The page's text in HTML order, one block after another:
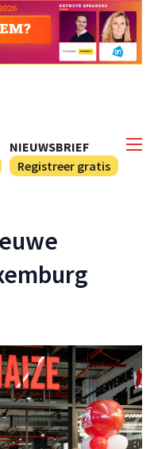
NIEUWSBRIEF
Registreer gratis